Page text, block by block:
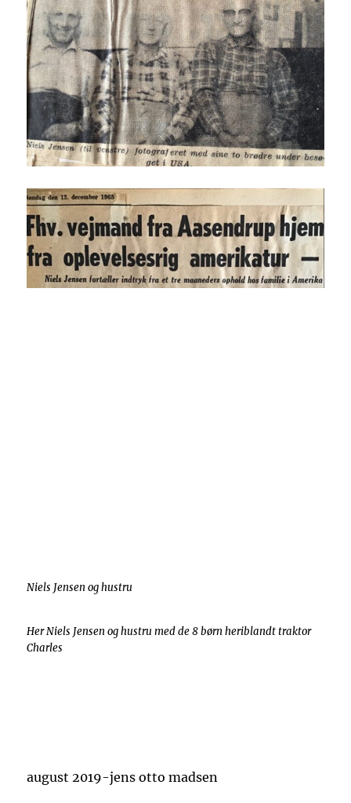
Niels Jensen og hustru
Her Niels Jensen og hustru med de 8 børn heriblandt traktor
Charles
august 2019-jens otto madsen